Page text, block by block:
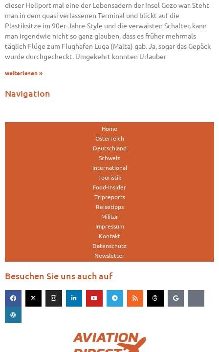
dieser Heliport mal eine der Lebensadern der Insel Gozo war. Steht
man in dem quasi verlassenen Terminal und blickt auf die
Plastiksitze im 90er-Jahre-Style und die verwaisten Schalter, kann
man irgendwie nicht so ganz glauben, dass es früher mehrmals
täglich Flüge zum Flughafen Luqa (Malta) gab. Ja, sogar das Gepäck
wurde durchgecheckt. Umgekehrt konnten Urlauber
weiterlesen »
Navigation
Home
Österreich
Deutschland
Schweiz
International
Touristik
Food-Insider
Tripreports
Reisetipps
Militär
Impressum
Kontakt
Datenschutz
Newsletter
Besuchen Sie uns auch auf